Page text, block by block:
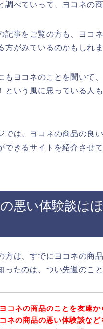
調べていって、ヨコネの
記事をご覧の方も、ヨコ
方がみているのかもしれま
もヨコネのことを聞いて
という風に思っている人
では、ヨコネの商品の良
できるサイトを紹介させ
悪い体験談は
方は、すでにヨコネの商
ったのは、つい先週のこ
コネの商品のことを友達
ネの商品の悪い体験談な